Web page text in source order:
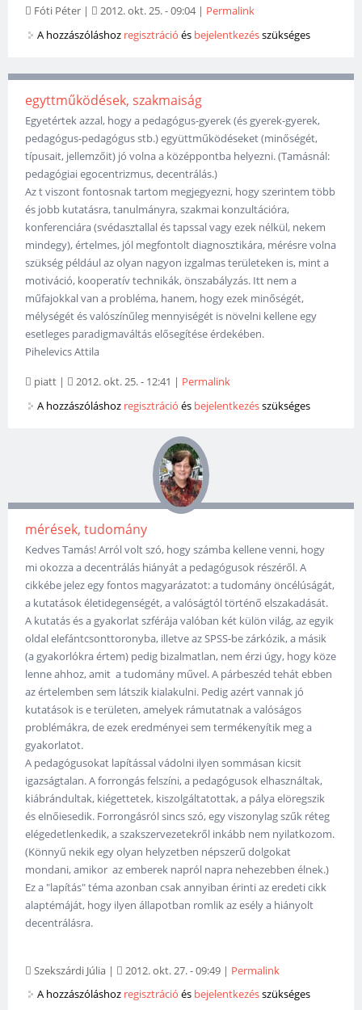
Fóti Péter | 2012. okt. 25. - 09:04| Permalink
A hozzászóláshoz regisztráció és bejelentkezésszükséges
egyttműködések, szakmaiság
Egyetértek azzal, hogy a pedagógus-gyerek (és gyerek-gyerek,
pedagógus-pedagógus stb.) együttműködéseket (minőségét,
típusait, jellemzőit) jó volna a középpontba helyezni. (Tamásnál:
pedagógiai egocentrizmus, decentrálás.)
Az t viszont fontosnak tartom megjegyezni, hogy szerintem több
és jobb kutatásra, tanulmányra, szakmai konzultációra,
konferenciára (svédasztallal és tapssal vagy ezek nélkül, nekem
mindegy), értelmes, jól megfontolt diagnosztikára, mérésre volna
szükség például az olyan nagyon izgalmas területeken is, mint a
motiváció, kooperatív technikák, önszabályzás. Itt nem a
műfajokkal van a probléma, hanem, hogy ezek minőségét,
mélységét és valószínűleg mennyiségét is növelni kellene egy
esetleges paradigmaváltás elősegítése érdekében.
Pihelevics Attila
piatt | 2012. okt. 25. - 12:41 | Permalink
A hozzászóláshoz regisztráció és bejelentkezésszükséges
mérések, tudomány
Kedves Tamás! Arról volt szó, hogy számba kellene venni, hogy
mi okozza a decentrálás hiányát a pedagógusok részéről. A
cikkébe jelez egy fontos magyarázatot: a tudomány öncélúságát,
a kutatások életidegenségét, a valóságtól történő elszakadását.
A kutatás és a gyakorlat szférája valóban két külön világ, az egyik
oldal elefántcsonttoronyba, illetve az SPSS-be zárkózik, a másik
(a gyakorlókra értem) pedig bizalmatlan, nem érzi úgy, hogy köze
lenne ahhoz, amit a tudomány művel. A párbeszéd tehát ebben
az értelemben sem látszik kialakulni. Pedig azért vannak jó
kutatások is e területen, amelyek rámutatnak a valóságos
problémákra, de ezek eredményei sem termékenyítik meg a
gyakorlatot.
A pedagógusokat lapítással vádolni ilyen sommásan kicsit
igazságtalan. A forrongás felszíni, a pedagógusok elhasználtak,
kiábrándultak, kiégettetek, kiszolgáltatottak, a pálya elöregszik
és elnőiesedik. Forrongásról sincs szó, egy viszonylag szűk réteg
elégedetlenkedik, a szakszervezetekről inkább nem nyilatkozom.
(Könnyű nekik egy olyan helyzetben népszerű dolgokat
mondani, amikor az emberek napról napra nehezebben élnek.)
Ez a "lapítás" téma azonban csak annyiban érinti az eredeti cikk
alaptémáját, hogy ilyen állapotban romlik az esély a hiányolt
decentrálásra.
Szekszárdi Júlia | 2012. okt. 27. - 09:49 | Permalink
A hozzászóláshoz regisztráció és bejelentkezésszükséges